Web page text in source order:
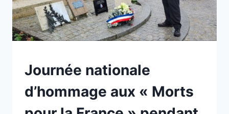
ET
MILITAIRES
DE
LA
ET
DES
COMBATS
EN
TUNISIE
NON
CLASSÉ
Journée nationale
d’hommage aux « Morts